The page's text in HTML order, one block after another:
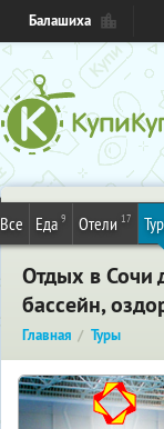
Балашиха
Все Еда 9 Отели 17
Отдых​ ​в​ ​Сочи​
бассейн,
Главная Туры